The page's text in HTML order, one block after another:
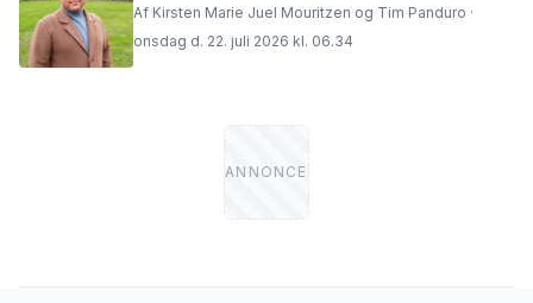
Af Kirsten Marie Juel Mouritzen og Tim Panduro ·
onsdag d. 22. juli 2026 kl. 06.34